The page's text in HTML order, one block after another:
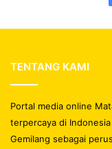
TENTANG KAMI
Portal media online
terpercaya di
Gemilang sebagai